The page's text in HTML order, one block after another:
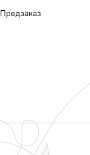
Предзаказ